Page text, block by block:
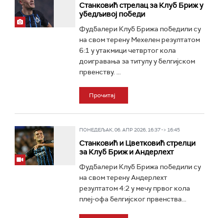
Станковић стрелац за Клуб Бриж у
убедљивој победи
Фудбалери Клуб Брижа победили су
на свом терену Мехелен резултатом
6:1 у утакмици четвртог кола
доигравања за титулу у белгијском
првенству. ...
Прочитај
ПОНЕДЕЉАК, 06. АПР 2026, 16:37 -> 16:45
Станковић и Цветковић стрелци
за Клуб Бриж и Андерлехт
Фудбалери Клуб Брижа победили су
на свом терену Андерлехт
резултатом 4:2 у мечу првог кола
плеј-офа белгијског првенства...